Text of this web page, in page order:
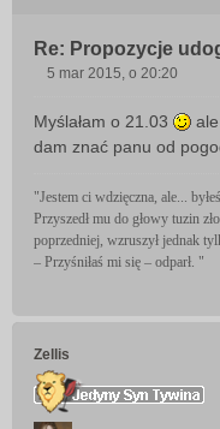
Re: Propozycje
s
t
5 mar 2015, o 20:20
Myślałam o 21.03
dam znać panu od
"Jestem ci wdzięczna, ale...
Przyszedł mu do głowy tuzin
poprzedniej, wzruszył jednak
– Przyśniłaś mi się – odparł. "
Zellis